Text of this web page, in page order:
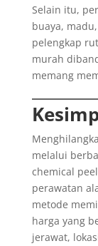
Selain itu,
buaya,
pelengkap
murah
memang
melalui
chemical
perawatan
metode
harga yang
jerawat,